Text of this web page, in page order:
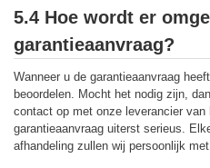
5.4 Hoe wordt er
garantieaanvraag?
Wanneer u de garantieaanvraag
beoordelen. Mocht het nodig zijn,
contact op met onze leverancier
garantieaanvraag uiterst serieus.
afhandeling zullen wij persoonlijk